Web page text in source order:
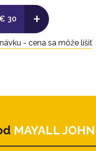
30 +
- cena sa môže líšiť
MAYALL JOHN